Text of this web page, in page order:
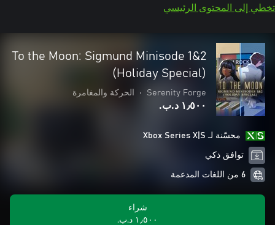
تخطي إلى المحتوى الرئيسي
To the Moon: Sigmund Minisode 1&2
(Holiday Special)
Serenity Forge
• الحركة والمغامرة
١٫٥٠٠ د.ب.‏
محسّنة لـ Xbox Series X|S
توافق ذكي
6 من اللغات المدعمة
شراء
١٫٥٠٠ د.ب.‏